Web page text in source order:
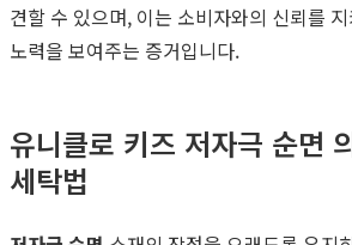
견할 수 있으며, 이는 소비자와의 신뢰를
노력을 보여주는 증거입니다.
유니클로 키즈 저자극 순면
세탁법